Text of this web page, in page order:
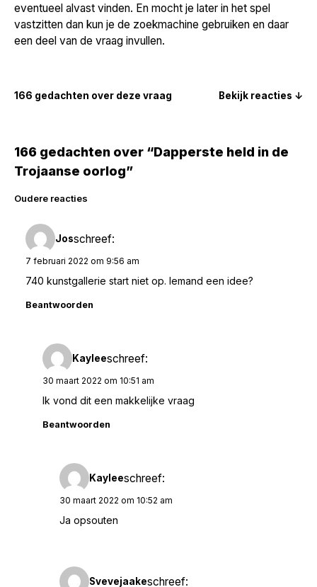
eventueel alvast vinden. En mocht je later in het spel
vastzitten dan kun je de zoekmachine gebruiken en daar
een deel van de vraag invullen.
166 gedachten over deze vraag Bekijk reacties ↓
166 gedachten over “Dapperste held in de
Trojaanse oorlog”
Reacties
navigatie
Oudere reacties
Josschreef:
7 februari 2022 om 9:56 am
740 kunstgallerie start niet op. Iemand een idee?
Beantwoorden
Kayleeschreef:
30 maart 2022 om 10:51 am
Ik vond dit een makkelijke vraag
Beantwoorden
Kayleeschreef:
30 maart 2022 om 10:52 am
Ja opsouten
Svevejaakeschreef: